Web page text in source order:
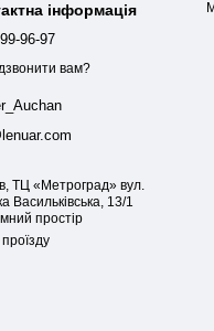
інформація
96-97
вам?
ТЦ «Метроград» вул.
Васильківська, 13/1
простір